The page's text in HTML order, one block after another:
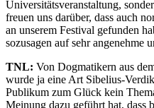
Universitätsveranstaltung,
freuen uns darüber, dass auch
an unserem Festival gefunden
sozusagen auf sehr angenehme
TNL: Von Dogmatikern aus
wurde ja eine Art Sibelius-
Publikum zum Glück kein
Meinung dazu geführt hat, dass